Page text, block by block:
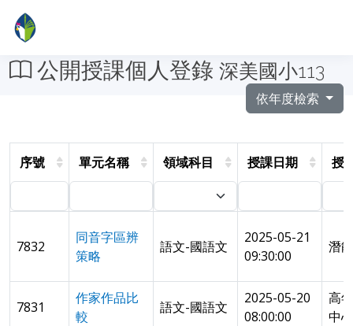
公開授課個人登錄 深美國小113
依年度檢索
序號 單元名稱 領域科目 授課日期 授
7832
同音字區辨
策略
語文-國語文
2025-05-21
09:30:00
潛
7831
作家作品比
較
語文-國語文
2025-05-20
08:00:00
高
中心